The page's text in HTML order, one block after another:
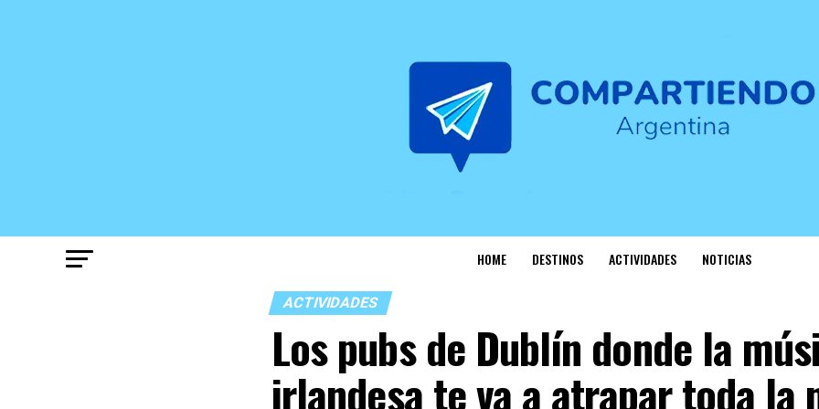
HOME DESTINOS ACTIVIDADES NOTICIAS
ACTIVIDADES
Los pubs de Dublín donde la
irlandesa te va a atrapar toda la